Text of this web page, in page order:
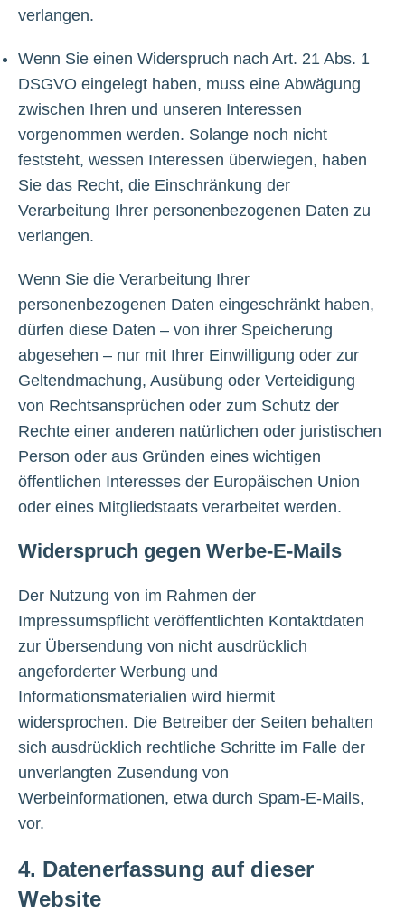
verlangen.
Wenn Sie einen Widerspruch nach Art. 21 Abs. 1
DSGVO eingelegt haben, muss eine Abwägung
zwischen Ihren und unseren Interessen
vorgenommen werden. Solange noch nicht
feststeht, wessen Interessen überwiegen, haben
Sie das Recht, die Einschränkung der
Verarbeitung Ihrer personenbezogenen Daten zu
verlangen.
Wenn Sie die Verarbeitung Ihrer
personenbezogenen Daten eingeschränkt haben,
dürfen diese Daten – von ihrer Speicherung
abgesehen – nur mit Ihrer Einwilligung oder zur
Geltendmachung, Ausübung oder Verteidigung
von Rechtsansprüchen oder zum Schutz der
Rechte einer anderen natürlichen oder juristischen
Person oder aus Gründen eines wichtigen
öffentlichen Interesses der Europäischen Union
oder eines Mitgliedstaats verarbeitet werden.
Widerspruch gegen Werbe-E-Mails
Der Nutzung von im Rahmen der
Impressumspflicht veröffentlichten Kontaktdaten
zur Übersendung von nicht ausdrücklich
angeforderter Werbung und
Informationsmaterialien wird hiermit
widersprochen. Die Betreiber der Seiten behalten
sich ausdrücklich rechtliche Schritte im Falle der
unverlangten Zusendung von
Werbeinformationen, etwa durch Spam-E-Mails,
vor.
4. Datenerfassung auf dieser
Website